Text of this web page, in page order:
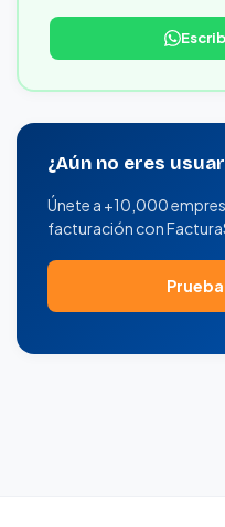
¿Aún no eres
Únete a +10,000
facturación con